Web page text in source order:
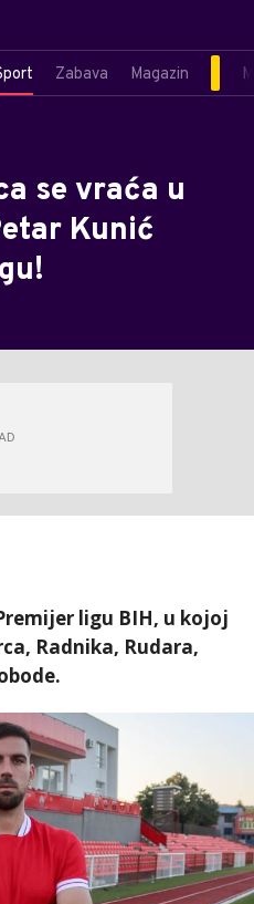
Zabava Magazin
se vraća u
Kunić
ligu BIH, u kojoj
Radnika, Rudara,